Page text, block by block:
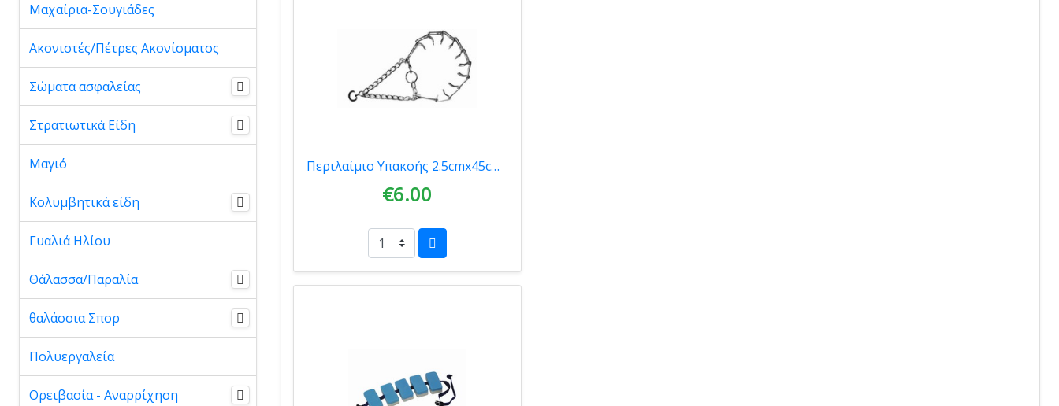
Περιλαίμιο Υπακοής 2.5cmx45cm PET CAMELOT (8241)
€6.00
Μαχαίρια-Σουγιάδες
Ακονιστές/Πέτρες Ακονίσματος
Σώματα ασφαλείας
Στρατιωτικά Είδη
Μαγιό
Κολυμβητικά είδη
Γυαλιά Ηλίου
Θάλασσα/Παραλία
θαλάσσια Σπορ
Πολυεργαλεία
Ορειβασία - Αναρρίχηση